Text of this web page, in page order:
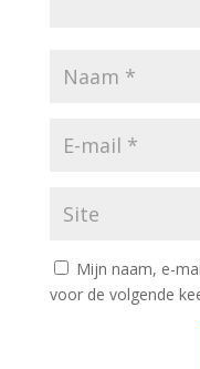
Mijn naam, e-
voor de volgende